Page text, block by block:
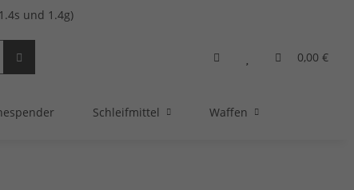
und 1.4g)
0,00 €
Schleifmittel Waffen